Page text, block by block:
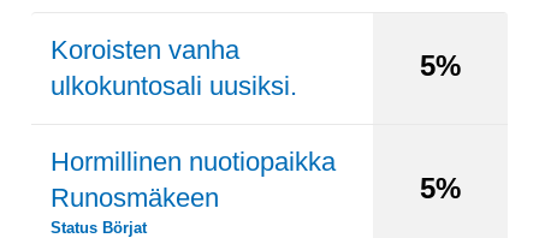
Koroisten vanha
ulkokuntosali uusiksi.
5%
Hormillinen nuotiopaikka
Runosmäkeen
Status Börjat
5%